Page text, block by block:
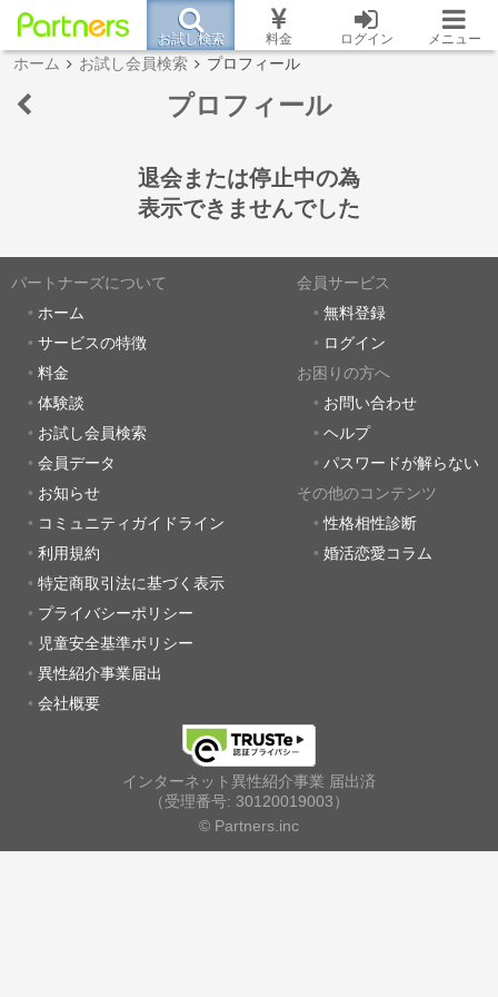
お試し検索 料金 ログイン メニュー
ホーム お試し会員検索 プロフィール
プロフィール
退会または停止中の為
表示できませんでした
パートナーズについて
ホーム
サービスの特徴
料金
体験談
お試し会員検索
会員データ
お知らせ
コミュニティガイドライン
利用規約
特定商取引法に基づく表示
プライバシーポリシー
児童安全基準ポリシー
異性紹介事業届出
会社概要
会員サービス
無料登録
ログイン
お困りの方へ
お問い合わせ
ヘルプ
パスワードが解らない
その他のコンテンツ
性格相性診断
婚活恋愛コラム
インターネット異性紹介事業 届出済
（受理番号: 30120019003）
© Partners.inc